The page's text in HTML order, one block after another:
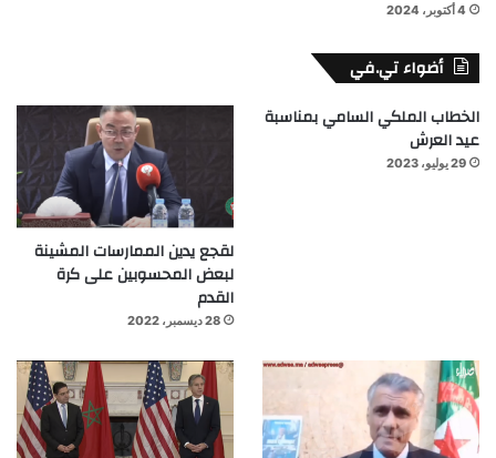
4 أكتوبر، 2024
أضواء تي.في
الخطاب الملكي السامي بمناسبة
عيد العرش
29 يوليو، 2023
لقجع يدين الممارسات المشينة
لبعض المحسوبين على كرة
القدم
28 ديسمبر، 2022